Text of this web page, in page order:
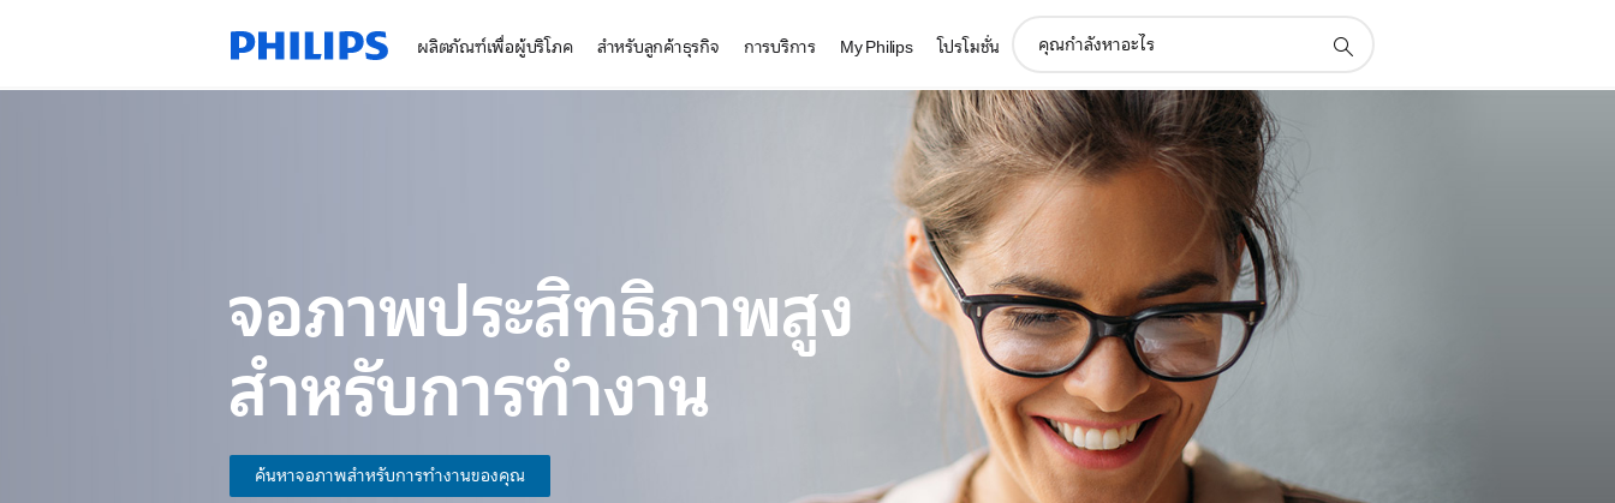
ผลิตภัณฑ์เพื่อผู้บริโภค สำหรับลูกค้าธุรกิจ การบริการ My Philips โปรโมชั่น
search
จอภาพประสิทธิภาพสูง
สำหรับการทำงาน
ค้นหาจอภาพสำหรับการทำงานของคุณ